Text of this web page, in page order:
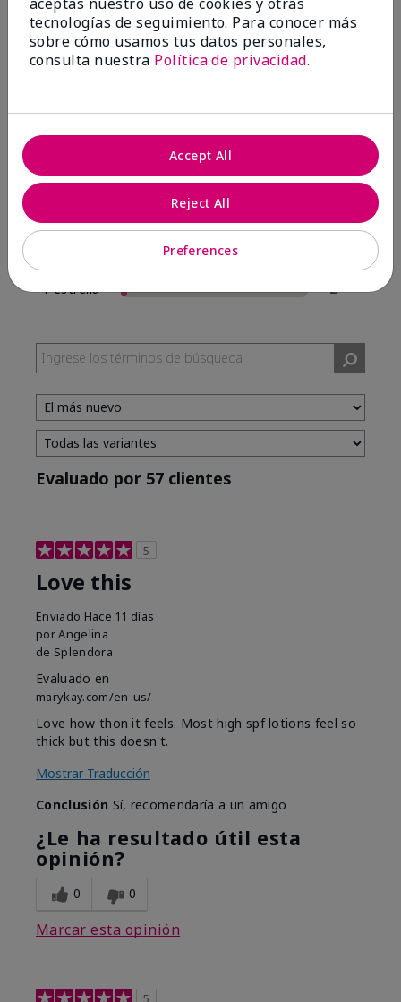
Escribir Una Opinión
3 estrellas
1
1 estrella
2
Evaluado por 57 clientes
5
Love this
Enviado Hace 11 días
porAngelina
de Splendora
Evaluado en
marykay.com/en-us/
Love how thon it feels. Most high spf lotions feel so
thick but this doesn't.
Mostrar Traducción
Conclusión Sí, recomendaría a un amigo
¿Le ha resultado útil esta
opinión?
0 0
Marcar esta opinión
5
tecnologías de seguimiento. Para conocer más
sobre cómo usamos tus datos personales,
consulta nuestra Política de privacidad.
Preferences
Reject All
Accept All